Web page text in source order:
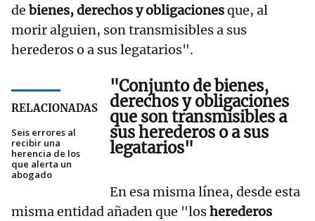
de bienes, derechos y obligacionesque, al
morir alguien, son transmisibles a sus
herederos o a sus legatarios".
RELACIONADAS
Seis errores al
recibir una
herencia de los
que alerta un
abogado
"Conjunto debienes,
derechos y obligaciones
que son transmisibles a
sus herederos o a sus
legatarios"
En esa misma línea, desde esta
misma entidad añaden que "losherederos